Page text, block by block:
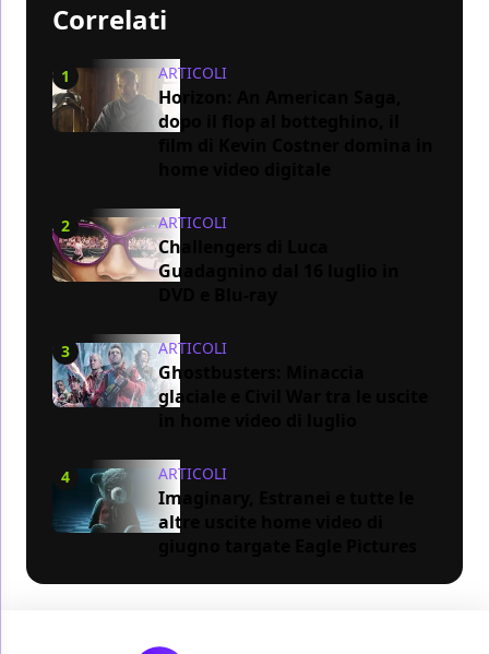
Correlati
1 ARTICOLI
Horizon: An American Saga,
dopo il flop al botteghino, il
2 ARTICOLI
Challengers di Luca
Guadagnino dal 16 luglio in
3 ARTICOLI
Ghostbusters: Minaccia
glaciale e Civil War tra le uscite
4 ARTICOLI
Imaginary, Estranei e tutte le
altre uscite home video di